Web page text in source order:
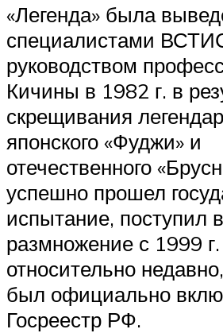
«Легенда» была
специалистами
руководством
Кичины в 1982 г. в
скрещивания
японского «Фуджи» и
отечественного
успешно прошел
испытание, поступил в
размножение с 1999
относительно
был официально
Госреестр РФ.